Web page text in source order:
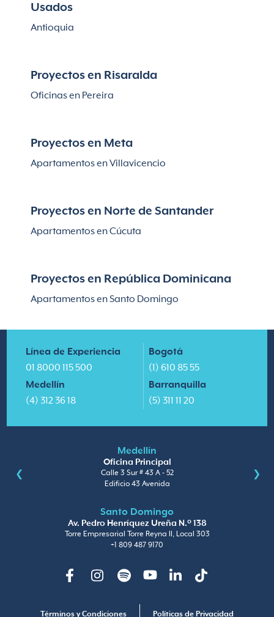
Usados
Antioquia
Proyectos en Risaralda
Oficinas en Pereira
Proyectos en Meta
Apartamentos en Villavicencio
Proyectos en Norte de Santander
Apartamentos en Cúcuta
Proyectos en República Dominicana
Apartamentos en Santo Domingo
Línea de Experiencia
01 8000 115 500
Medellín
(4) 312 36 18
Bogotá
(1) 610 85 55
Barranquilla
(5) 311 11 20
Medellín
Oficina Principal
Calle 3 Sur # 43 A - 52
Edificio 43 Avenida
Santo Domingo
Av. Pedro Henríquez Ureña N.º 138
Torre Empresarial Torre Reyna II, Local 303
+1 809 487 9170
Términos y Condiciones Políticas de Privacidad
FacebookInstagramSpotify YoutubeLinkedinTikTok